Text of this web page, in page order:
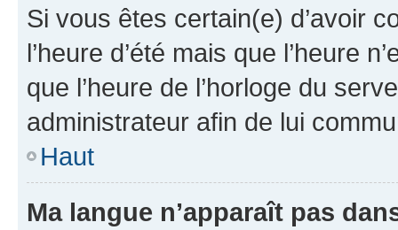
Si vous êtes certain(e) d’avoir
l’heure d’été mais que l’heure
que l’heure de l’horloge du
administrateur afin de lui
Haut
Ma langue n’apparaît pas